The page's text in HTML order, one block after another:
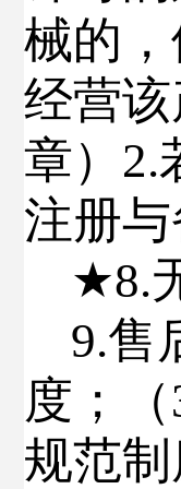
械的
经营
章） 2.
注册
★8.
9.售
度；（
规范